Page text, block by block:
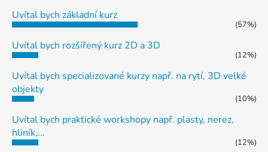
Uvítal bych základní kurz
(57%)
Uvítal bych rozšířený kurz 2D a 3D
(12%)
Uvítal bych specializované kurzy např. na rytí, 3D velké
objekty
(10%)
Uvítal bych praktické workshopy např. plasty, nerez,
hliník,...
(12%)